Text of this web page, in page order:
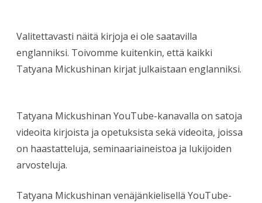
Valitettavasti näitä kirjoja ei ole saatavilla
englanniksi. Toivomme kuitenkin, että kaikki
Tatyana Mickushinan kirjat julkaistaan englanniksi.
Tatyana Mickushinan YouTube-kanavalla on satoja
videoita kirjoista ja opetuksista sekä videoita, joissa
on haastatteluja, seminaariaineistoa ja lukijoiden
arvosteluja.
Tatyana Mickushinan venäjänkielisellä YouTube-